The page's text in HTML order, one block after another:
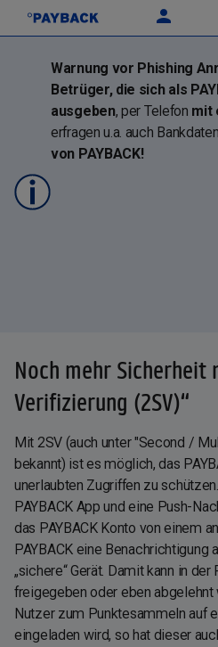
Warnung vor Phishing
Betrüger, die sich als
ausgeben, per Telefon mit
erfragen u.a. auch
von PAYBACK!
Noch mehr
Verifizierung (2SV)“
Mit 2SV (auch unter "Second /
bekannt) ist es möglich, das
unerlaubten Zugriffen zu
PAYBACK App und eine Push-
das PAYBACK Konto von einem
PAYBACK eine Benachrichtigung
„sichere“ Gerät. Damit kann in
freigegeben oder eben
Nutzer zum Punktesammeln auf
eingeladen wird, so hat dieser